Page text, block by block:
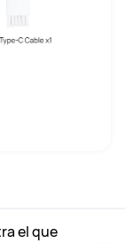
el que